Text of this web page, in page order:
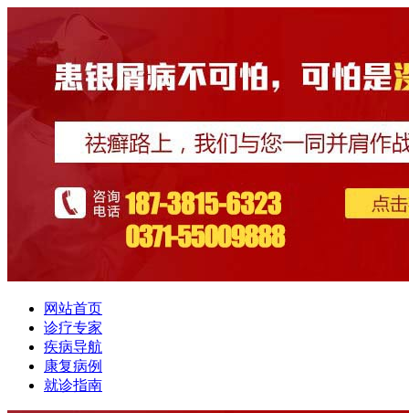
网站首页
诊疗专家
疾病导航
康复病例
就诊指南